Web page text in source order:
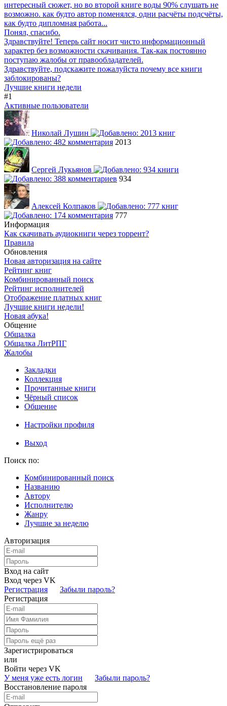
интересный сюжет, но во второй книге воды 90% слушать не
возможно. как будто автор поменялся, одни расчёты подсчёты,
как будто дипломная работа...
Понял, спасибо.
Здравствуйте! Теперь сайт носит чисто информационный
характер без возможности скачивания. Так-как постоянно
поступаю жалобы от правообладателей.
Здравствуйте, подскажите пожалуйста почему все книги
заблокированы?
Лучшие книги недели
#1
Активные пользователи
Николай Лушин
2013
Сергей Лукьянов
934
Алексей Колпаков
777
Информация
Как скачивать аудиокниги через торрент?
Правила
Обновления
Новая авторизация на сайте
Рейтинг книг
Комбинированный поиск
Рейтинг исполнителей
Отображение платных книг
Лучшие книги недели!
Новая абука!
Общение
Общалка
Общалка ЛитРПГ
Жалобы
Закладки
Коллекция
Прочитанные книги
Чёрный список
Общение
Настройки профиля
Выход
Поиск по:
Комбинированный поиск
Названию
Автору
Исполнителю
Жанру
Лучшие за неделю
Авторизация
Вход на сайт
Вход через VK
Регистрация
Забыли пароль?
Регистрация
Зарегистрироваться
или
Войти через VK
У меня уже есть логин
Забыли пароль?
Восстановление пароля